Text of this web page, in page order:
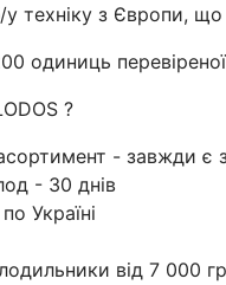
техніку з Європи,
одиниць
?
- завжди є
- 30 днів
Україні
від 7 000